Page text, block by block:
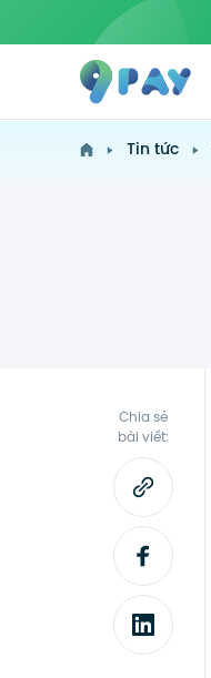
Tin tức
Chia sẻ
bài viết: